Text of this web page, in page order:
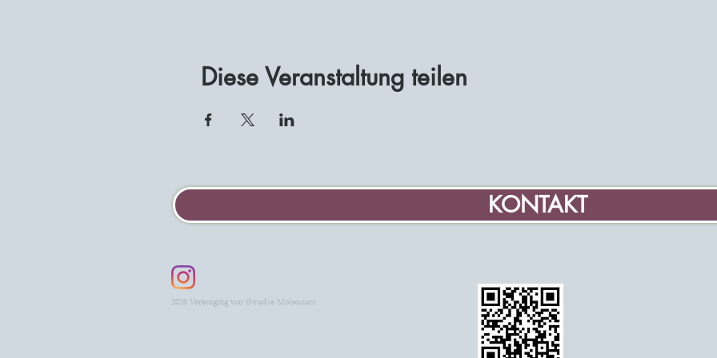
Diese Veranstaltung teilen
KONTAKT
2026 Vereniging van Goudse Molenaars